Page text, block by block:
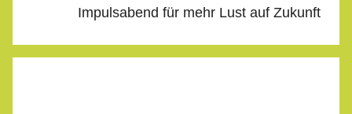
Impulsabend für mehr Lust auf Zukunft